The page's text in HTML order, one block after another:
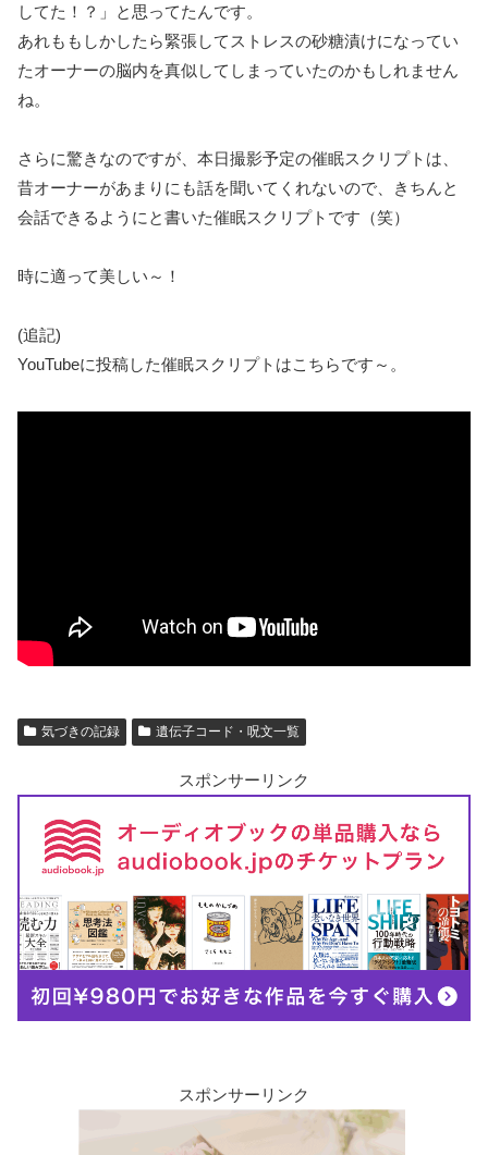
してた！？」と思ってたんです。
あれももしかしたら緊張してストレスの砂糖漬けになってい
たオーナーの脳内を真似してしまっていたのかもしれません
ね。
さらに驚きなのですが、本日撮影予定の催眠スクリプトは、
昔オーナーがあまりにも話を聞いてくれないので、きちんと
会話できるようにと書いた催眠スクリプトです（笑）
時に適って美しい～！
(追記)
YouTubeに投稿した催眠スクリプトはこちらです～。
気づきの記録 遺伝子コード・呪文一覧
スポンサーリンク
スポンサーリンク